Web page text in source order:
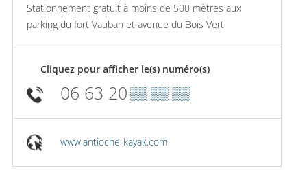
Stationnement gratuit à moins de 500 mètres aux
parking du fort Vauban et avenue du Bois Vert
Cliquez pour afficher le(s) numéro(s)
06 63 20▒▒ ▒▒ ▒▒
www.antioche-kayak.com